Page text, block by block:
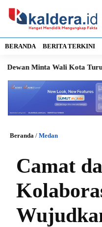
BERANDA BERITA TERKINI
Minta Wali Kota Turun
Beranda / Medan
Camat